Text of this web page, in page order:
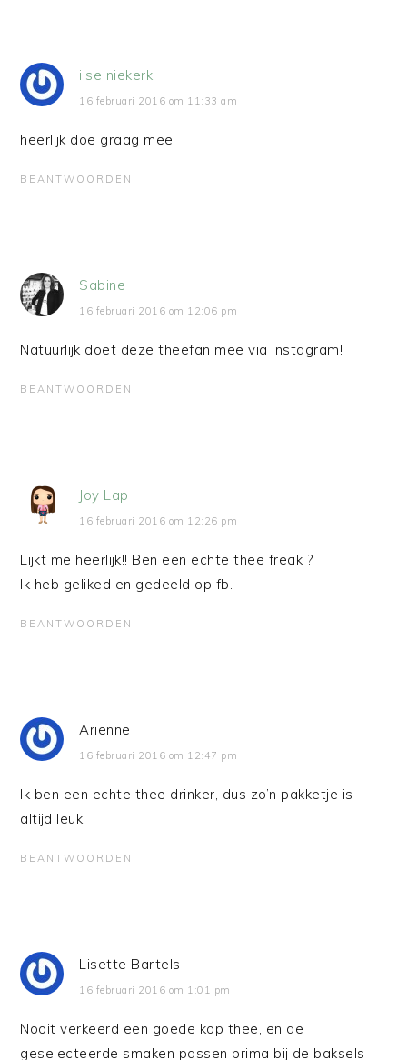
ilse niekerk
16 februari 2016 om 11:33 am
heerlijk doe graag mee
BEANTWOORDEN
Sabine
16 februari 2016 om 12:06 pm
Natuurlijk doet deze theefan mee via Instagram!
BEANTWOORDEN
Joy Lap
16 februari 2016 om 12:26 pm
Lijkt me heerlijk!! Ben een echte thee freak ?
Ik heb geliked en gedeeld op fb.
BEANTWOORDEN
Arienne
16 februari 2016 om 12:47 pm
Ik ben een echte thee drinker, dus zo’n pakketje is
altijd leuk!
BEANTWOORDEN
Lisette Bartels
16 februari 2016 om 1:01 pm
Nooit verkeerd een goede kop thee, en de
geselecteerde smaken passen prima bij de baksels